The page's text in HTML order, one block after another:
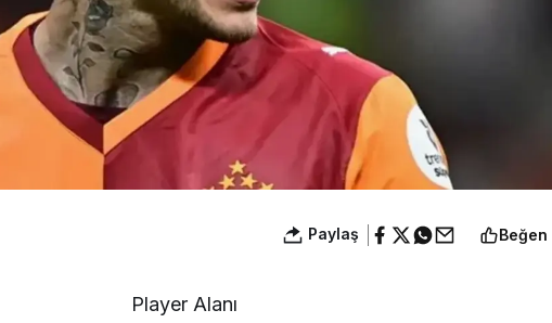
Paylaş Beğen
Player Alanı